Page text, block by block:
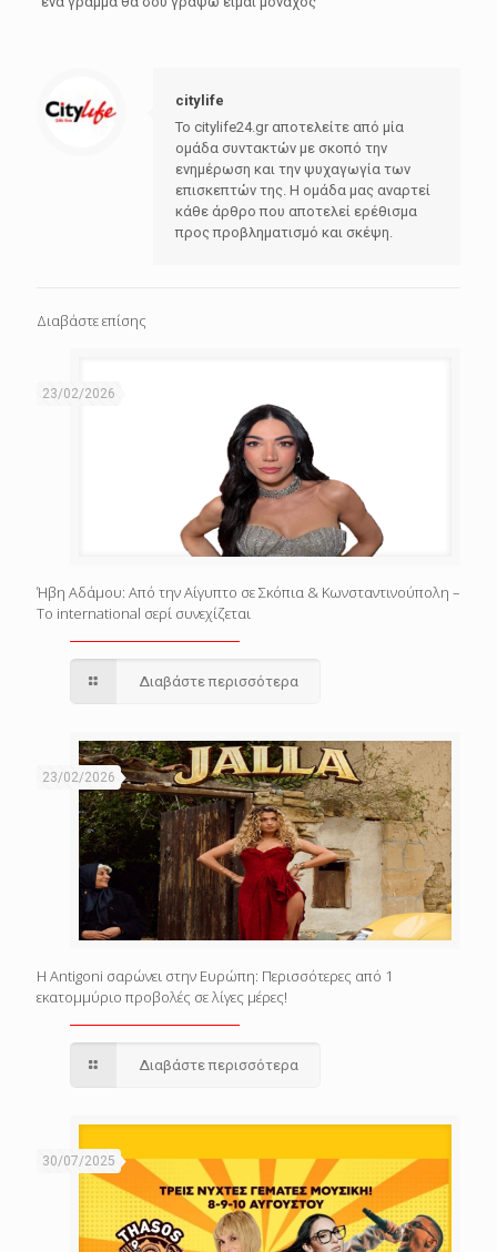
citylife
Το citylife24.gr αποτελείτε από μία
ομάδα συντακτών με σκοπό την
ενημέρωση και την ψυχαγωγία των
επισκεπτών της. Η ομάδα μας αναρτεί
κάθε άρθρο που αποτελεί ερέθισμα
προς προβληματισμό και σκέψη.
Διαβάστε επίσης
23/02/2026
Ήβη Αδάμου: Από την Αίγυπτο σε Σκόπια & Κωνσταντινούπολη –
Το international σερί συνεχίζεται
Διαβάστε περισσότερα
23/02/2026
Η Antigoni σαρώνει στην Ευρώπη: Περισσότερες από 1
εκατομμύριο προβολές σε λίγες μέρες!
Διαβάστε περισσότερα
30/07/2025